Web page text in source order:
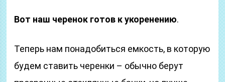
Вот наш черенок готов к укоренению.
Теперь нам понадобиться емкость, в которую
будем ставить черенки – обычно берут